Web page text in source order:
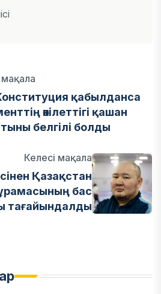
қабылданса
өкілеттігі қашан
белгілі болды
Келесі мақала
Қазақстан
бас
тағайындалды